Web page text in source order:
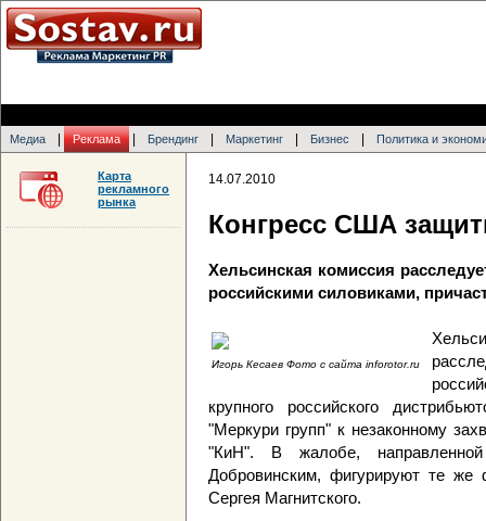
Медиа Реклама Брендинг Маркетинг Бизнес Политика и
14.07.2010
Конгресс США
Хельсинская комиссия
российскими силовиками,
Игорь Кесаев Фото с сайта inforotor.ru
крупного российского
"Меркури групп" к незаконному
"КиН". В жалобе,
Добровинским, фигурируют те
Сергея Магнитского.
Карта
рекламного
рынка